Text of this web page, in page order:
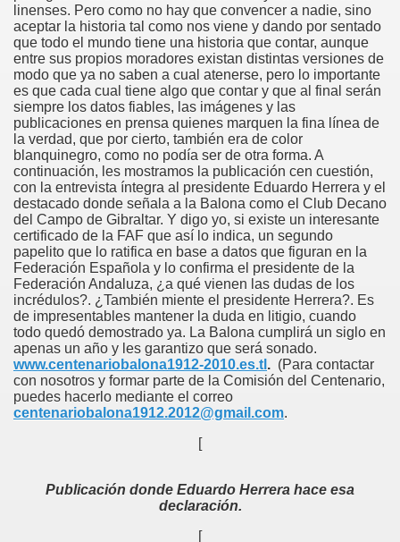
linenses. Pero como no hay que convencer a nadie, sino
aceptar la historia tal como nos viene y dando por sentado
que todo el mundo tiene una historia que contar, aunque
entre sus propios moradores existan distintas versiones de
modo que ya no saben a cual atenerse, pero lo importante
es que cada cual tiene algo que contar y que al final serán
siempre los datos fiables, las imágenes y las
publicaciones en prensa quienes marquen la fina línea de
la verdad, que por cierto, también era de color
blanquinegro, como no podía ser de otra forma. A
continuación, les mostramos la publicación cen cuestión,
con la entrevista íntegra al presidente Eduardo Herrera y el
destacado donde señala a la Balona como el Club Decano
del Campo de Gibraltar. Y digo yo, si existe un interesante
certificado de la FAF que así lo indica, un segundo
papelito que lo ratifica en base a datos que figuran en la
Federación Española y lo confirma el presidente de la
Federación Andaluza, ¿a qué vienen las dudas de los
incrédulos?. ¿También miente el presidente Herrera?. Es
de impresentables mantener la duda en litigio, cuando
todo quedó demostrado ya. La Balona cumplirá un siglo en
apenas un año y les garantizo que será sonado.
www.centenariobalona1912-2010.es.tl . (Para contactar
con nosotros y formar parte de la Comisión del Centenario,
puedes hacerlo mediante el correo
centenariobalona1912.2012@gmail.com.
[
Publicación donde Eduardo Herrera hace esa
declaración.
[
goles
Vallecillo juntos, acierta el año
0
en Segunda B tras empatar en Parla
de Navidad